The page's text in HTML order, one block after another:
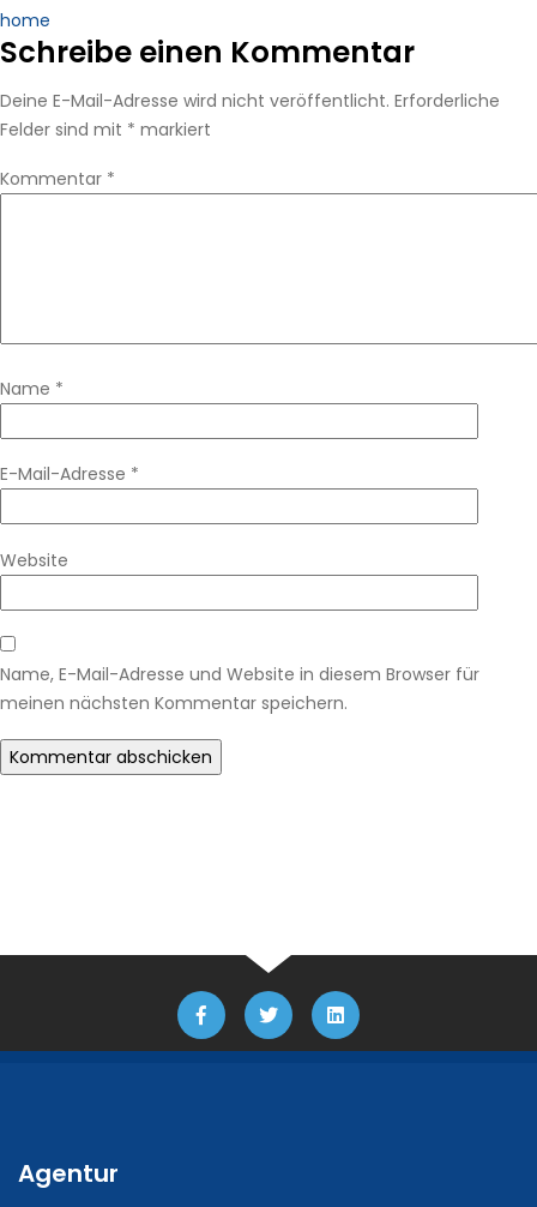
home
Schreibe einen Kommentar
Deine E-Mail-Adresse wird nicht veröffentlicht. Erforderliche
Felder sind mit * markiert
Kommentar *
Name *
E-Mail-Adresse *
Website
Name, E-Mail-Adresse und Website in diesem Browser für
meinen nächsten Kommentar speichern.
Agentur